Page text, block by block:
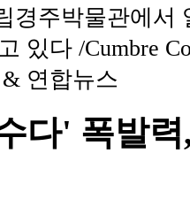
경주박물관에서
있다 /Cumbre
& 연합뉴스
다' 폭발